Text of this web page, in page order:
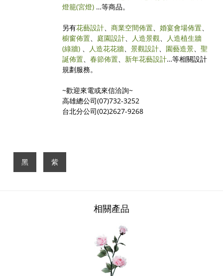
燈籠(宮燈) …等商品。
另有花藝設計、商業空間佈置、婚宴會場佈置、
櫥窗佈置、 庭園設計、 人造景觀、 人造植生牆
(綠牆) 、 人造花花牆、景觀設計、 園藝造景、聖
誕佈置、春節佈置、 新年花藝設計…等相關設計
規劃服務。
~歡迎來電或來信洽詢~
高雄總公司(07)732-3252
台北分公司(02)2627-9268
黑 紫
相關產品